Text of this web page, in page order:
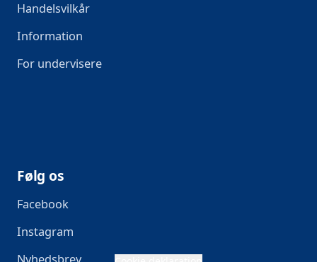
Handelsvilkår
Information
For undervisere
Følg os
Facebook
Instagram